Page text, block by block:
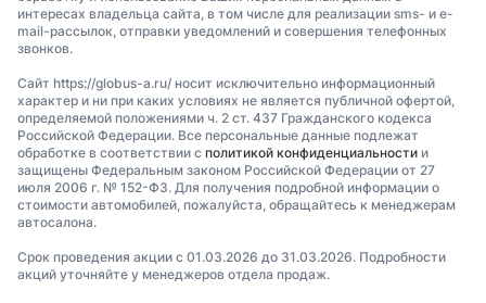
интересах владельца сайта, в том числе для реализации sms- и e-
mail-рассылок, отправки уведомлений и совершения телефонных
звонков.
Сайт https://globus-a.ru/ носит исключительно информационный
характер и ни при каких условиях не является публичной офертой,
определяемой положениями ч. 2 ст. 437 Гражданского кодекса
Российской Федерации. Все персональные данные подлежат
обработке в соответствии с политикой конфиденциальности и
защищены Федеральным законом Российской Федерации от 27
июля 2006 г. № 152-ФЗ. Для получения подробной информации о
стоимости автомобилей, пожалуйста, обращайтесь к менеджерам
автосалона.
Срок проведения акции с 01.03.2026 до 31.03.2026. Подробности
акций уточняйте у менеджеров отдела продаж.